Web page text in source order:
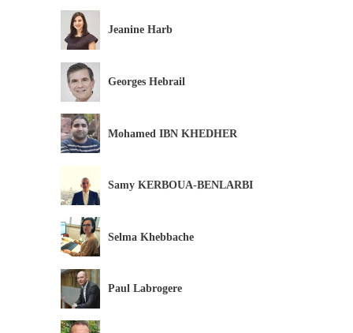
Jeanine Harb
Georges Hebrail
Mohamed IBN KHEDHER
Samy KERBOUA-BENLARBI
Selma Khebbache
Paul Labrogere